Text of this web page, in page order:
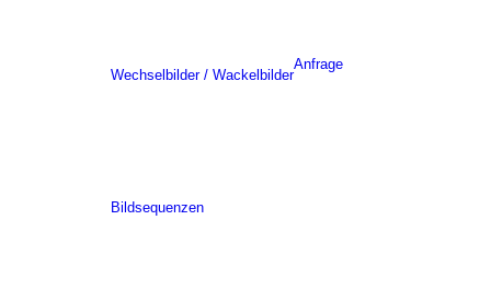
Wechselbilder / Wackelbilder
Bildsequenzen
Anfrage